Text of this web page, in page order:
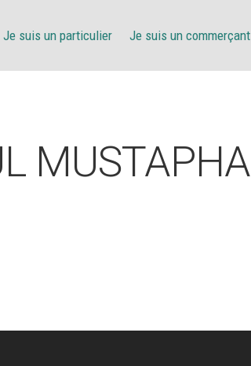
Je suis un particulier Je suis un commerçant
MUSTAPHA